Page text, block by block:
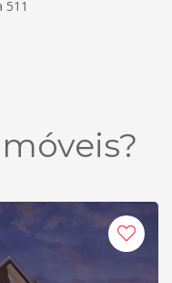
511